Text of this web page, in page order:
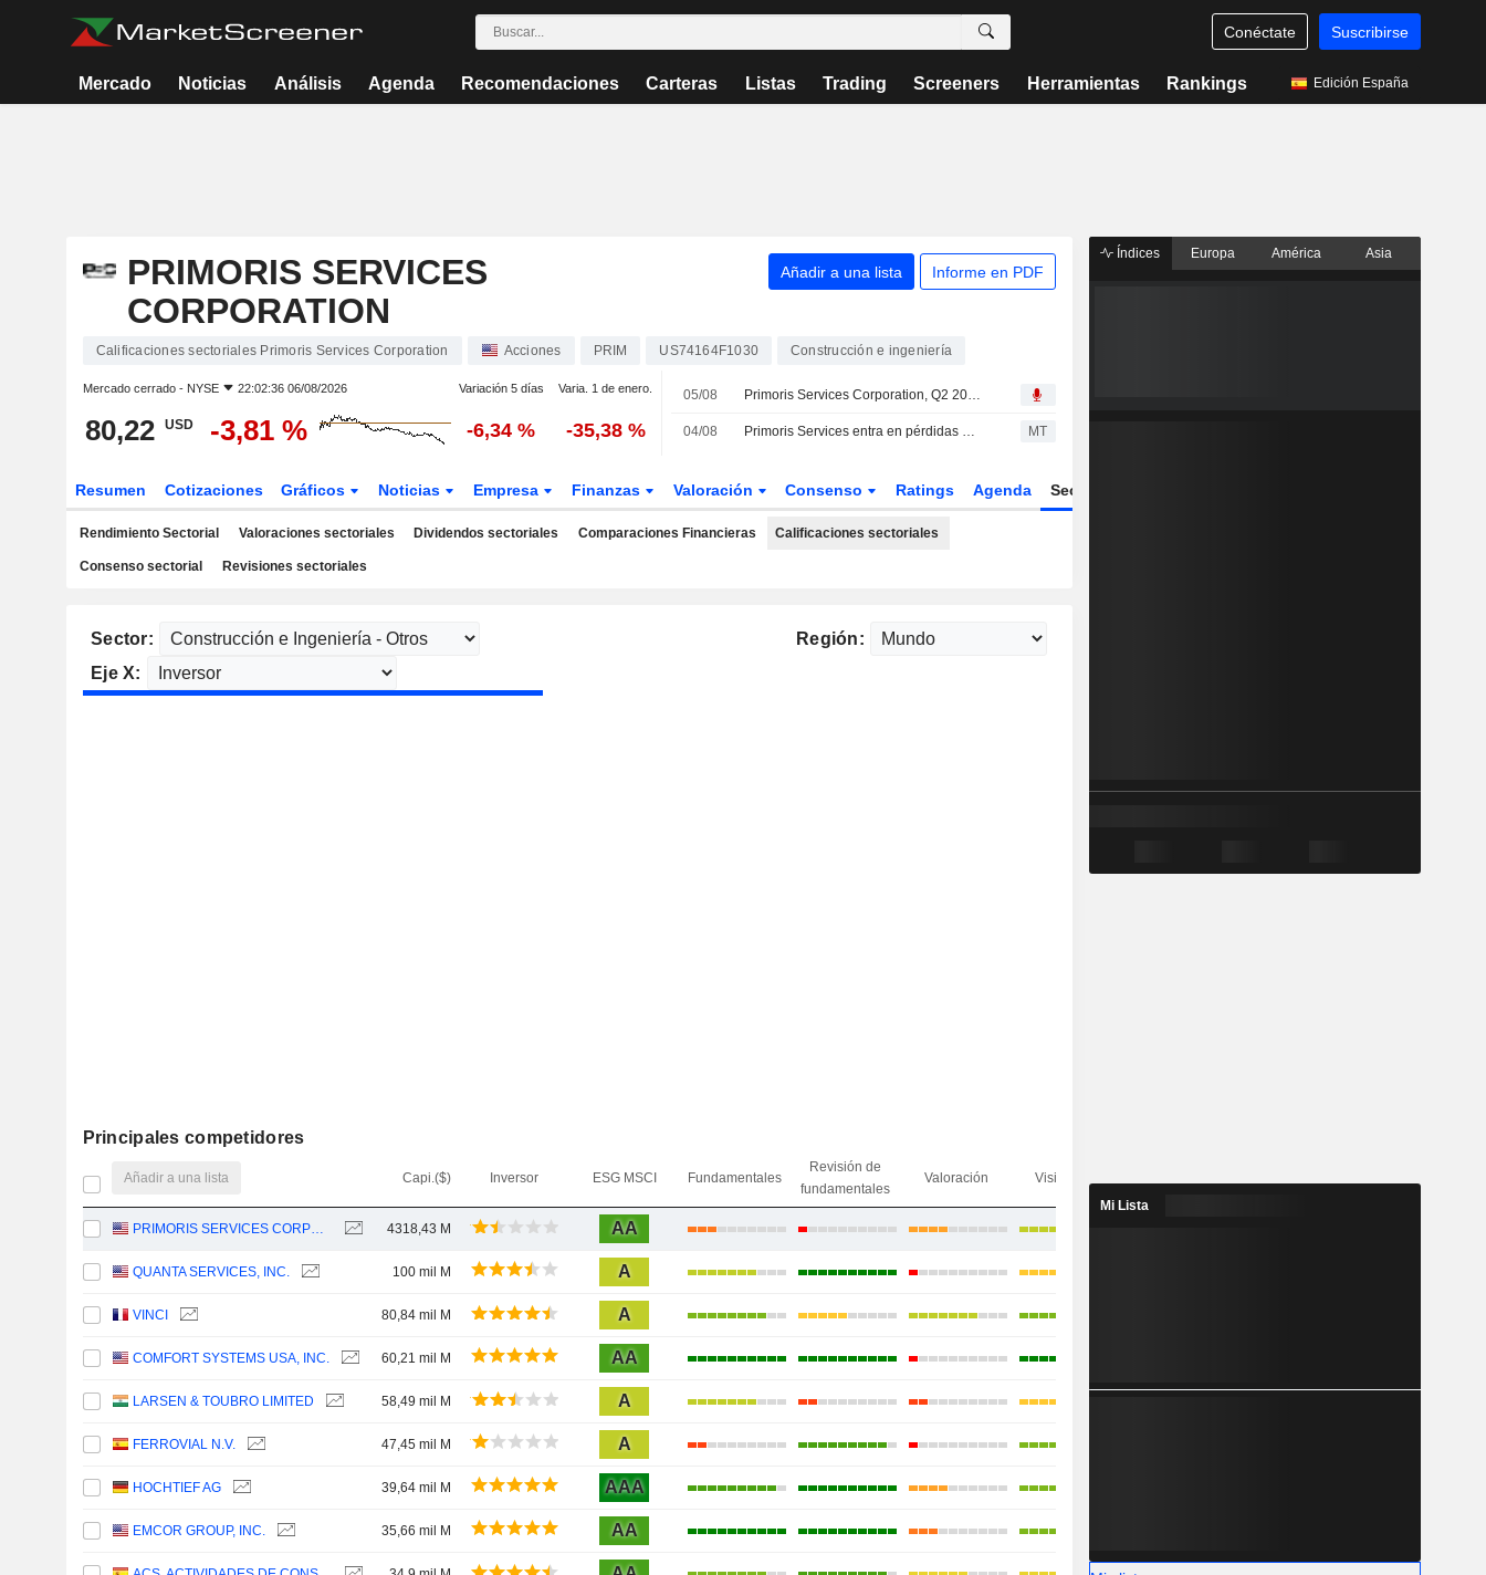
Conéctate Suscribirse
Mercado Noticias Análisis Agenda Recomendaciones Carteras Listas Trading Screeners Herramientas Rankings Edición España
PRIMORIS SERVICES
CORPORATION
Añadir a una lista Informe en PDF
Calificaciones sectoriales Primoris Services Corporation Acciones PRIM US74164F1030 Construcción e ingeniería
Mercado cerrado - NYSE 22:02:36 06/08/2026 Variación 5 días Varia. 1 de enero.
80,22 USD -3,81 % -6,34 % -35,38 %
05/08 Primoris Services Corporation, Q2 2026 Earnings Call, Aug 05, 2026
04/08 Primoris Services entra en pérdidas ajustadas en el segundo trimestre ante la caída de sus ingresos MT
Resumen Cotizaciones Gráficos Noticias Empresa Finanzas Valoración Consenso Ratings Agenda Sector
Rendimiento Sectorial Valoraciones sectoriales Dividendos sectoriales Comparaciones Financieras Calificaciones sectoriales
Consenso sectorial Revisiones sectoriales
Sector:
Región:
Eje X:
Principales competidores
Añadir a una lista Capi.($) Inversor ESG MSCI Fundamentales
Revisión de
fundamentales
Valoración Visibilidad
PRIMORIS SERVICES CORPORATION 4318,43 M AA
QUANTA SERVICES, INC. 100 mil M A
VINCI 80,84 mil M A
COMFORT SYSTEMS USA, INC. 60,21 mil M AA
LARSEN & TOUBRO LIMITED 58,49 mil M A
FERROVIAL N.V. 47,45 mil M A
HOCHTIEF AG 39,64 mil M AAA
EMCOR GROUP, INC. 35,66 mil M AA
Índices Europa América Asia
Mi Lista